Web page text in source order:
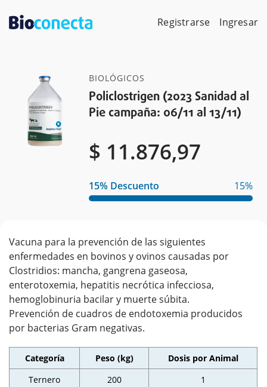
content Registrarse Ingresar
15% Descuento 15%
BIOLÓGICOS
Policlostrigen (2023 Sanidad al
Pie campaña: 06/11 al 13/11)
Vacuna para la prevención de las siguientes
enfermedades en bovinos y ovinos causadas por
Clostridios: mancha, gangrena gaseosa,
enterotoxemia, hepatitis necrótica infecciosa,
hemoglobinuria bacilar y muerte súbita.
Prevención de cuadros de endotoxemia producidos
por bacterias Gram negativas.
Categoría Peso (kg)
Dosis por Animal
Ternero
200
1
$ 11.876,97